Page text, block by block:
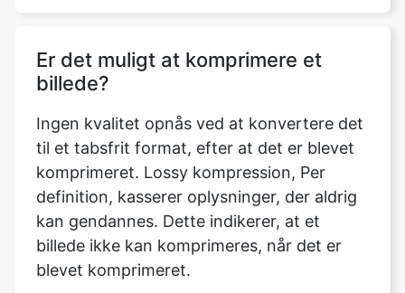
Ingen kvalitet opnås ved at konvertere det
til et tabsfrit format, efter at det er blevet
definition, kasserer oplysninger, der aldrig
kan gendannes. Dette indikerer, at et
billede ikke kan komprimeres, når det er
blevet komprimeret.
Hvad er